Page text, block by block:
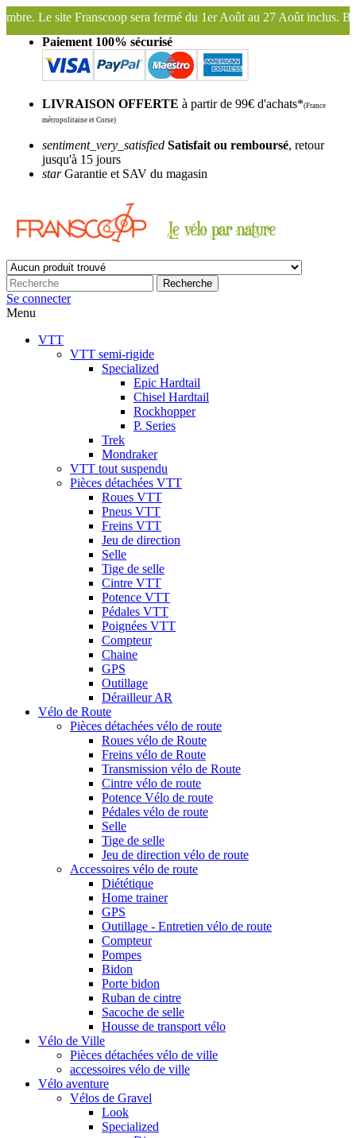
fermé du 1er Août au 27 Août inclus. Bonnes vacances !
Paiement 100% sécurisé
LIVRAISON OFFERTE à partir de 99€ d'achats*(France
métropolitaine et Corse)
sentiment_very_satisfied Satisfait ou remboursé, retour
jusqu'à 15 jours
starGarantie et SAV du magasin
Recherche
Se connecter
Menu
VTT
VTT semi-rigide
Specialized
Epic Hardtail
Chisel Hardtail
Rockhopper
P. Series
Trek
Mondraker
VTT tout suspendu
Pièces détachées VTT
Roues VTT
Pneus VTT
Freins VTT
Jeu de direction
Selle
Tige de selle
Cintre VTT
Potence VTT
Pédales VTT
Poignées VTT
Compteur
Chaine
GPS
Outillage
Dérailleur AR
Vélo de Route
Pièces détachées vélo de route
Roues vélo de Route
Freins vélo de Route
Transmission vélo de Route
Cintre vélo de route
Potence Vélo de route
Pédales vélo de route
Selle
Tige de selle
Jeu de direction vélo de route
Accessoires vélo de route
Diététique
Home trainer
GPS
Outillage - Entretien vélo de route
Compteur
Pompes
Bidon
Porte bidon
Ruban de cintre
Sacoche de selle
Housse de transport vélo
Vélo de Ville
Pièces détachées vélo de ville
accessoires vélo de ville
Vélo aventure
Vélos de Gravel
Look
Specialized